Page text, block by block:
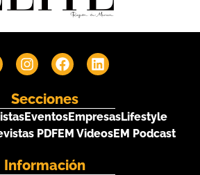
Secciones
EventosEmpresasLifestyle
PDFEM VideosEM Podcast
Información